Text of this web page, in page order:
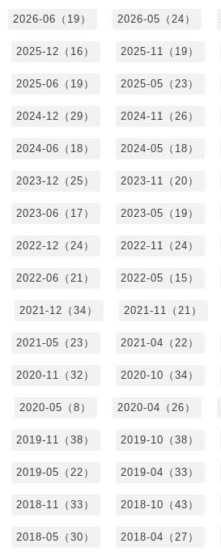
2026-06（19） 2026-05（24）
2025-12（16） 2025-11（19）
2025-06（19） 2025-05（23）
2024-12（29） 2024-11（26）
2024-06（18） 2024-05（18）
2023-12（25） 2023-11（20）
2023-06（17） 2023-05（19）
2022-12（24） 2022-11（24）
2022-06（21） 2022-05（15）
2021-12（34） 2021-11（21）
2021-05（23） 2021-04（22）
2020-11（32） 2020-10（34）
2020-05（8） 2020-04（26）
2019-11（38） 2019-10（38）
2019-05（22） 2019-04（33）
2018-11（33） 2018-10（43）
2018-05（30） 2018-04（27）